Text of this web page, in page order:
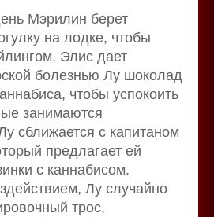
Мэрилин берет
на лодке, чтобы
Элис дает
болезнью Лу шоколад
чтобы успокоить
занимаются
сближается с капитаном
предлагает ей
с каннабисом.
Лу случайно
трос,